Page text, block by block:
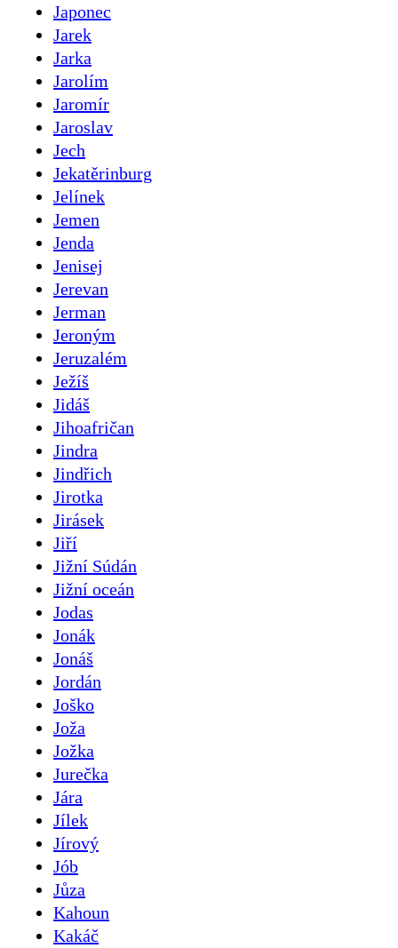
Japonec
Jarek
Jarka
Jarolím
Jaromír
Jaroslav
Jech
Jekatěrinburg
Jelínek
Jemen
Jenda
Jenisej
Jerevan
Jerman
Jeroným
Jeruzalém
Ježíš
Jidáš
Jihoafričan
Jindra
Jindřich
Jirotka
Jirásek
Jiří
Jižní Súdán
Jižní oceán
Jodas
Jonák
Jonáš
Jordán
Joško
Joža
Jožka
Jurečka
Jára
Jílek
Jírový
Jób
Jůza
Kahoun
Kakáč